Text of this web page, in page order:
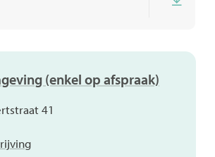
(enkel op afspraak)
41